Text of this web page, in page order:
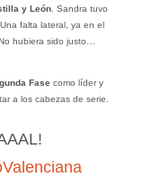
y León. Sandra tuvo
falta lateral, ya en el
hubiera sido justo…
Fasecomo líder y
a los cabezas de serie.